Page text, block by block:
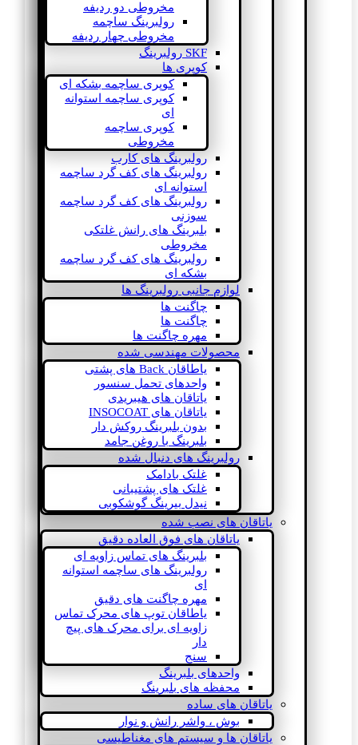
مخروطی دو ردیفه
رولبرینگ ساچمه
مخروطی چهار ردیفه
SKF رولبرینگ
کوپری ها
کوپری ساچمه بشکه ای
کوپری ساچمه استوانه
ای
کوپری ساچمه
مخروطی
رولبرینگ های کارب
رولبرینگ های کف گرد ساچمه
استوانه ای
رولبرینگ های کف گرد ساچمه
سوزنی
بلبرینگ های رانش غلتکی
مخروطی
رولبرینگ های کف گرد ساچمه
بشکه ای
لوازم جانبی رولبرینگ ها
چاگنت ها
چاگنت ها
مهره چاگنت ها
محصولات مهندسی شده
یاطاقان Back های پشتی
واحدهای تحمل سنسور
یاتاقان های هیبریدی
یاتاقان های INSOCOAT
بدون بلبرینگ روکش دار
بلبرینگ با روغن جامد
رولبرینگ های دنبال شده
غلتک بادامک
غلتک های پشتیبانی
نیدل بیرینگ گوشکوبی
یاتاقان های نصب شده
یاتاقان های فوق العاده دقیق
بلبرینگ های تماس زاویه ای
رولبرینگ های ساچمه استوانه
ای
مهره چاگنت های دقیق
یاطاقان توپ های محرک تماس
زاویه ای برای محرک های پیچ
دار
سنج
واحدهای بلبرینگ
محفظه های بلبرینگ
یاتاقان های ساده
بوش ، واشر رانش و نوار
یاتاقان ها و سیستم های مغناطیسی